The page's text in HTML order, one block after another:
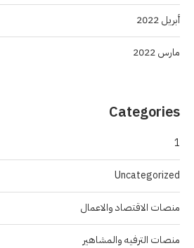
أبريل 2022
مارس 2022
Categories
1
Uncategorized
منصات الاقتصاد والاعمال
منصات الترفيه والمشاهير